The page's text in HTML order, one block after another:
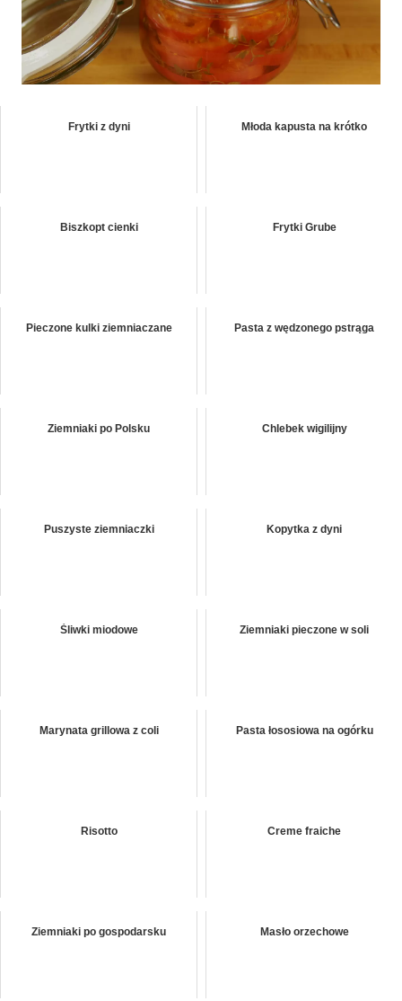
Frytki z dyni Młoda kapusta na krótko
Biszkopt cienki Frytki Grube
Pieczone kulki ziemniaczane Pasta z wędzonego pstrąga
Ziemniaki po Polsku Chlebek wigilijny
Puszyste ziemniaczki Kopytka z dyni
Śliwki miodowe Ziemniaki pieczone w soli
Marynata grillowa z coli Pasta łososiowa na ogórku
Risotto Creme fraiche
Ziemniaki po gospodarsku Masło orzechowe